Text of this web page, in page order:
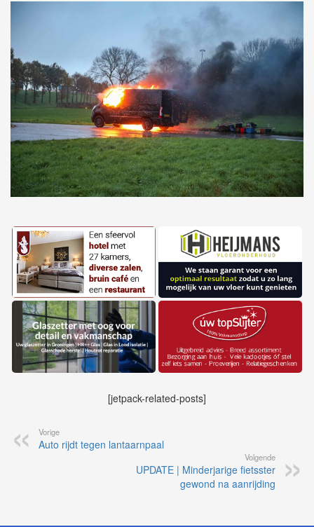
[jetpack-related-posts]
Vorige
Auto rijdt tegen lantaarnpaal
Volgende
UPDATE | Minderjarige fietsster
gewond na aanrijding